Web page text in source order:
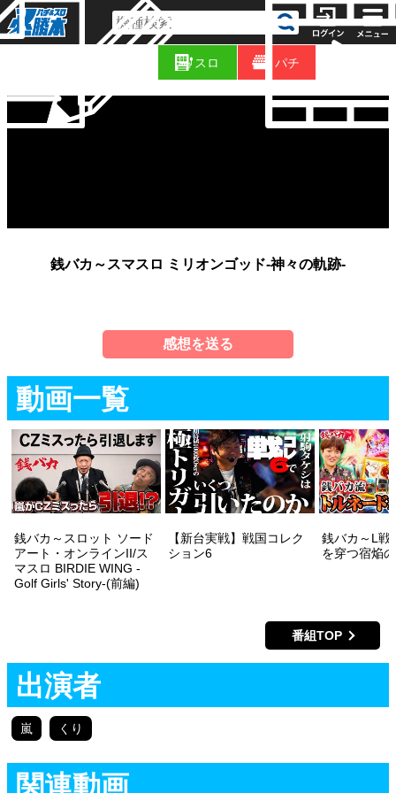
コ
ラ
ム
スロ パチ
銭バカ～スマスロ ミリオンゴッド-神々の軌跡-
感想を送る
動画一覧
銭バカ～スロット ソード
アート・オンラインII/ス
マスロ BIRDIE WING -
Golf Girls' Story-(前編)
【新台実戦】戦国コレク
ション6
銭バカ～L戦
を穿つ宿焔
番組TOP
出演者
嵐 くり
関連動画